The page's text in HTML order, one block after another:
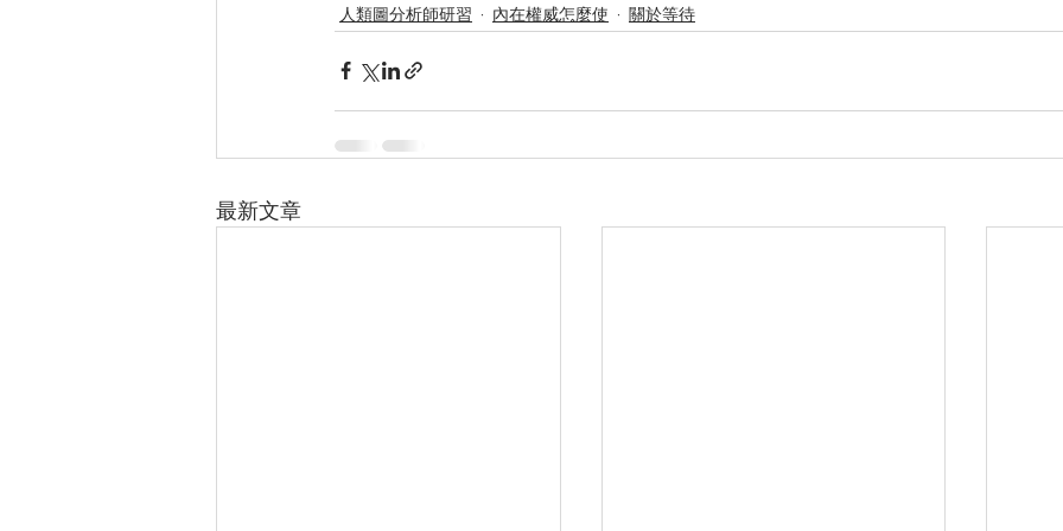
人類圖分析師研習 內在權威怎麼使 關於等待
最新文章